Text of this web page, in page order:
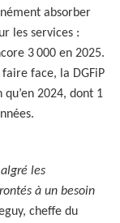
absorber
les services :
3 000 en 2025.
face, la DGFiP
2024, dont 1
les
à un besoin
cheffe du